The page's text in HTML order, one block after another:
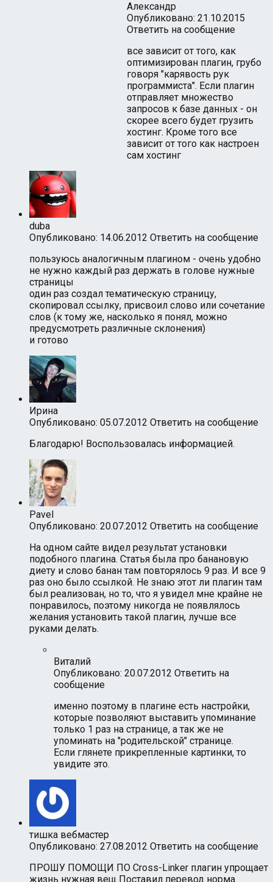
Александр
Опубликовано: 21.10.2015
Ответить на сообщение
все зависит от того, как
оптимизирован плагин, грубо
говоря "карявость рук
программиста". Если плагин
отправляет множество
запросов к базе данных - он
скорее всего будет грузить
хостинг. Кроме того все
зависит от того как настроен
сам хостинг
duba
Опубликовано: 14.06.2012 Ответить на сообщение
пользуюсь аналогичным плагином - очень удобно
не нужно каждый раз держать в голове нужные
страницы
один раз создал тематическую страницу,
скопировал ссылку, присвоил слово или сочетание
слов (к тому же, насколько я понял, можно
предусмотреть различные склонения)
и готово
Ирина
Опубликовано: 05.07.2012 Ответить на сообщение
Благодарю! Воспользовалась информацией.
Pavel
Опубликовано: 20.07.2012 Ответить на сообщение
На одном сайте видел результат установки
подобного плагина. Статья была про банановую
диету и слово банан там повторялось 9 раз. И все 9
раз оно было ссылкой. Не знаю этот ли плагин там
был реализован, но то, что я увидел мне крайне не
понравилось, поэтому никогда не появлялось
желания установить такой плагин, лучше все
руками делать.
Виталий
Опубликовано: 20.07.2012 Ответить на
сообщение
именно поэтому в плагине есть настройки,
которые позволяют выставить упоминание
только 1 раз на странице, а так же не
упоминать на "родительской" странице.
Если глянете прикрепленные картинки, то
увидите это.
тишка вебмастер
Опубликовано: 27.08.2012 Ответить на сообщение
ПРОШУ ПОМОЩИ ПО Cross-Linker плагин упрощает
жизнь нужная вещ Поставил перевод норма